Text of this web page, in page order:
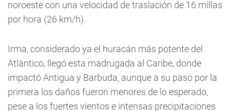
noroeste con una velocidad de traslación de 16 millas
por hora (26 km/h).
Irma, considerado ya el huracán más potente del
Atlántico, llegó esta madrugada al Caribe, donde
impactó Antigua y Barbuda, aunque a su paso por la
primera los daños fueron menores de lo esperado,
pese a los fuertes vientos e intensas precipitaciones